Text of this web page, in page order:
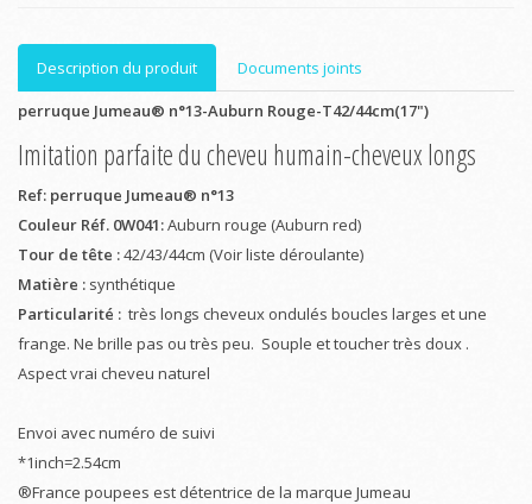
Description du produit
Documents joints
perruque Jumeau® n°13-Auburn Rouge-T42/44cm(17")
Imitation parfaite du cheveu humain-cheveux longs
Ref: perruque Jumeau® n°13
Couleur Réf. 0W041:Auburn rouge (Auburn red)
Tour de tête :42/43/44cm (Voir liste déroulante)
Matière : synthétique
Particularité : très longs cheveux ondulés boucles larges et une
frange. Ne brille pas ou très peu. Souple et toucher très doux .
Aspect vrai cheveu naturel
Envoi avec numéro de suivi
*1inch=2.54cm
®France poupees est détentrice de la marque Jumeau